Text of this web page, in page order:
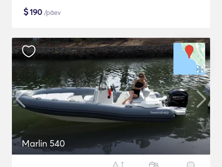
$190 /päev
Marlin 540